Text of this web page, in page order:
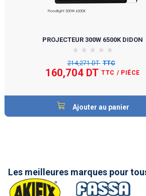
PROJECTEUR 300W 6500K DIDON
214,271 DT TTC
160,704 DT TTC / PIÉCE
Ajouter au panier
Les meilleures marques pour